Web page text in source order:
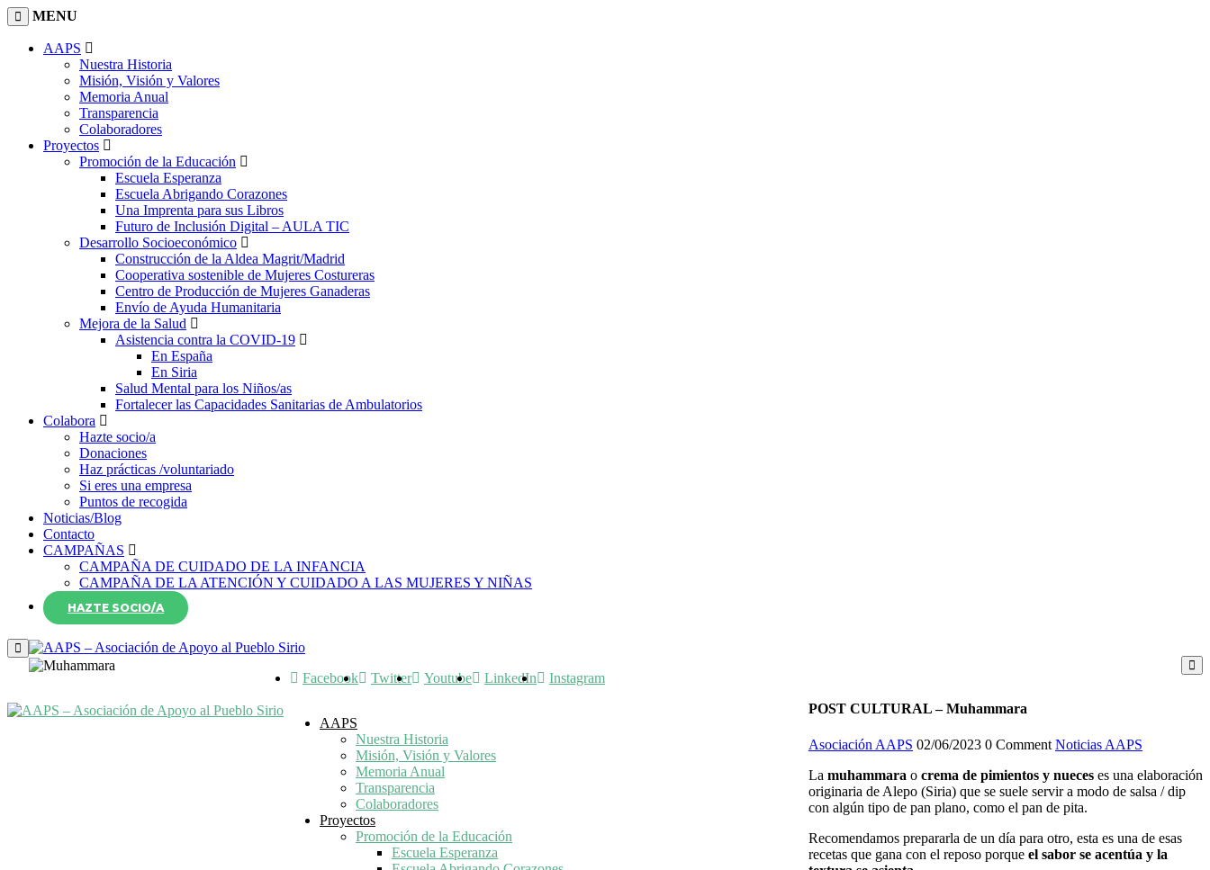
MENU
AAPS
Nuestra Historia
Misión, Visión y Valores
Memoria Anual
Transparencia
Colaboradores
Proyectos
Promoción de la Educación
Escuela Esperanza
Escuela Abrigando Corazones
Una Imprenta para sus Libros
Futuro de Inclusión Digital – AULA TIC
Desarrollo Socioeconómico
Construcción de la Aldea Magrit/Madrid
Cooperativa sostenible de Mujeres Costureras
Centro de Producción de Mujeres Ganaderas
Envío de Ayuda Humanitaria
Mejora de la Salud
Asistencia contra la COVID-19
En España
En Siria
Salud Mental para los Niños/as
Fortalecer las Capacidades Sanitarias de Ambulatorios
Colabora
Hazte socio/a
Donaciones
Haz prácticas /voluntariado
Si eres una empresa
Puntos de recogida
Noticias/Blog
Contacto
CAMPAÑAS
CAMPAÑA DE CUIDADO DE LA INFANCIA
CAMPAÑA DE LA ATENCIÓN Y CUIDADO A LAS MUJERES Y NIÑAS
HAZTE SOCIO/A
Facebook Twitter Youtube LinkedIn Instagram
AAPS
Nuestra Historia
Misión, Visión y Valores
Memoria Anual
Transparencia
Colaboradores
Proyectos
Promoción de la Educación
Escuela Esperanza
POST CULTURAL – Muhammara
Asociación AAPS 02/06/2023 0 Comment Noticias AAPS
La muhammara o crema de pimientos y nueces es una elaboración
originaria de Alepo (Siria) que se suele servir a modo de salsa / dip
con algún tipo de pan plano, como el pan de pita.
Recomendamos prepararla de un día para otro, esta es una de esas
recetas que gana con el reposo porque el sabor se acentúa y la